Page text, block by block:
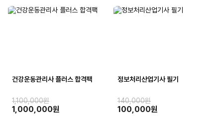
건강운동관리사 플러스 합격팩
1,100,000원
1,000,000원
정보처리산업기사 필기
140,000원
100,000원